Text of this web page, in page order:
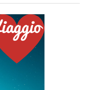
Bratman. Lo
ha riguardato 38
state sottoposte a